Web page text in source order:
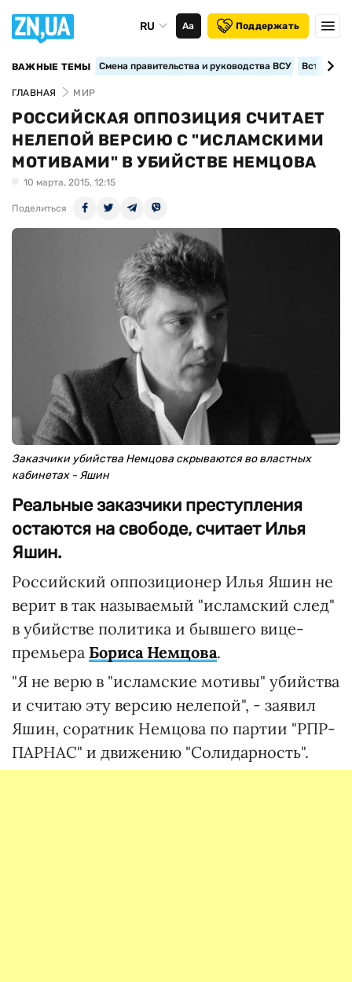
RU Аа Поддержать
ВАЖНЫЕ ТЕМЫ Смена правительства и руководства ВСУ
ГЛАВНАЯ МИР
РОССИЙСКАЯ ОППОЗИЦИЯ СЧИТАЕТ
НЕЛЕПОЙ ВЕРСИЮ С "ИСЛАМСКИМИ
МОТИВАМИ" В УБИЙСТВЕ НЕМЦОВА
10 марта, 2015, 12:15
Поделиться
Заказчики убийства Немцова скрываются во властных
кабинетах - Яшин
Реальные заказчики преступления
остаются на свободе, считает Илья
Яшин.
Российский оппозиционер Илья Яшин не
верит в так называемый "исламский след"
в убийстве политика и бывшего вице-
премьера Бориса Немцова.
"Я не верю в "исламские мотивы" убийства
и считаю эту версию нелепой", - заявил
Яшин, соратник Немцова по партии "РПР-
ПАРНАС" и движению "Солидарность".